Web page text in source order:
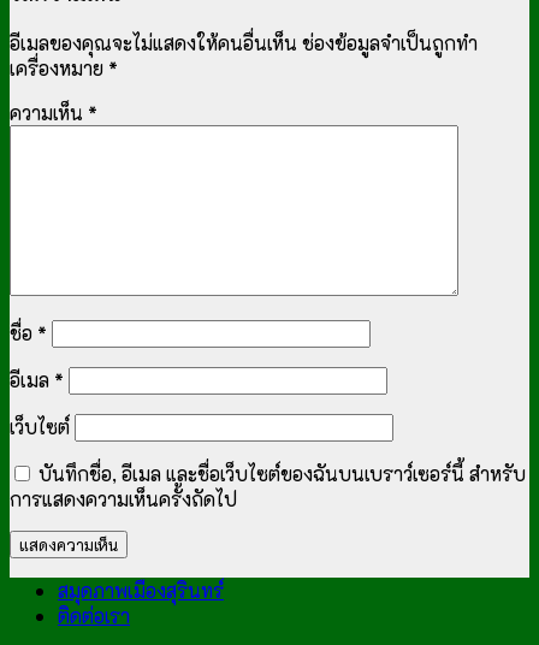
อีเมลของคุณจะไม่แสดงให้คนอื่นเห็น ช่องข้อมูลจำเป็นถูกทำ
เครื่องหมาย *
ความเห็น *
ชื่อ *
อีเมล *
เว็บไซต์
บันทึกชื่อ, อีเมล และชื่อเว็บไซต์ของฉันบนเบราว์เซอร์นี้ สำหรับ
การแสดงความเห็นครั้งถัดไป
สมุดภาพเมืองสุรินทร์
ติดต่อเรา